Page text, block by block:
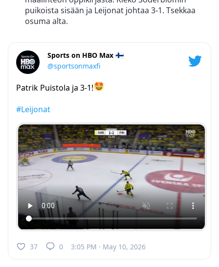
puikoista sisään ja Leijonat johtaa 3-1. Tsekkaa
osuma alta.
Sports on HBO Max 🇫🇮
@sportsonmaxfi
Patrik Puistola ja 3-1!
#Leijonat
37 0 3:05 PM · May 10, 2026